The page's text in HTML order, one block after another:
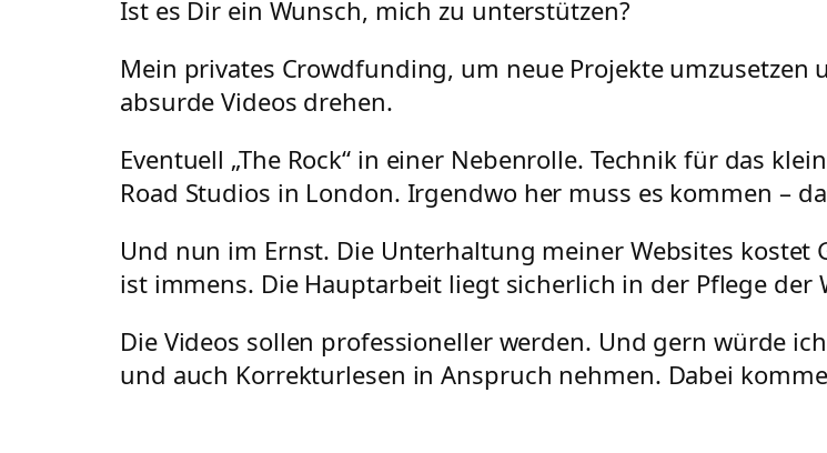
Ist es Dir ein Wunsch, mich zu unterstützen?
Mein privates Crowdfunding, um neue Projekte
absurde Videos drehen.
Eventuell „The Rock“ in einer Nebenrolle. Technik für das
Road Studios in London. Irgendwo her muss es kommen –
Und nun im Ernst. Die Unterhaltung meiner Websites kostet
ist immens. Die Hauptarbeit liegt sicherlich in der Pflege
Die Videos sollen professioneller werden. Und gern würde
und auch Korrekturlesen in Anspruch nehmen. Dabei